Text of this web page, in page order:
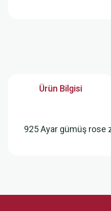
Ürün Bilgisi
925 Ayar gümüş rose